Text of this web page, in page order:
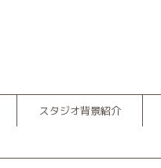
スタジオ背景紹介